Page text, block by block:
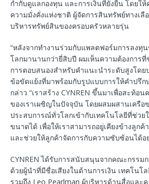
กำกับดูแลกองทุน และการเงินที่ยั่งยืน โดยใ
ความมั่งคั่งแห่งชาติ ผู้จัดการสินทรัพย์ทางเลื
บริหารทรัพย์สินของครอบครัวหลายรุ่น
“หลังจากทำงานร่วมกับแพลตฟอร์มการลง
โลกมานานกว่ายี่สิบปี ผมเห็นความต้องการที่
การตอบสนองสำหรับคำแนะนำระดับสูงโด
ข้อขัดแย้งที่มาพร้อมกับรูปแบบการให้คำปรึก
กล่าว “เราสร้าง CYNREN ขึ้นมาเพื่อสะท้อ
ของเราเผชิญในปัจจุบัน โดยผสมผสานเครือ
ประสบการณ์ทั่วโลกเข้ากับเทคโนโลยีที่ช่วย
ขนาดได้ เพื่อให้เราสามารถอยู่เคียงข้างลูก
และช่วยให้ลูกค้าจัดการกับความซับซ้อนได้อ
CYNREN ได้รับการสนับสนุนจากคณะกรรม
ด้วยผู้นำที่มีชื่อเสียงในด้านการเงิน เทคโนโ
รวมถึง Leo Pearlman ผู้บริหารด้านสื่อและ